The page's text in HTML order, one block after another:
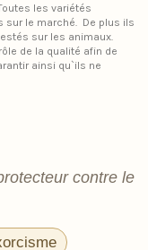
les variétés
sur le marché. De plus ils
sur les animaux.
de la qualité afin de
ainsi qu`ils ne
contre le